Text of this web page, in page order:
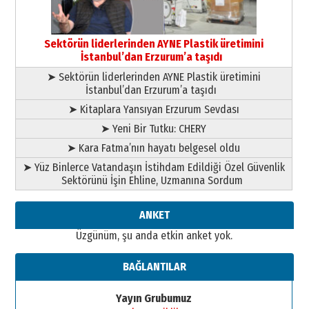
Esat BİNDESEN
Başkan Sekmen’den Erzurum’a
bir vizyon proje daha!
02 Ağustos 2026 Pazar
Sektörün liderlerinden AYNE Plastik üretimini
İstanbul’dan Erzurum’a taşıdı
➤ Sektörün liderlerinden AYNE Plastik üretimini
İstanbul’dan Erzurum’a taşıdı
➤ Kitaplara Yansıyan Erzurum Sevdası
➤ Yeni Bir Tutku: CHERY
➤ Kara Fatma’nın hayatı belgesel oldu
➤ Yüz Binlerce Vatandaşın İstihdam Edildiği Özel Güvenlik
Sektörünü İşin Ehline, Uzmanına Sordum
ANKET
Üzgünüm, şu anda etkin anket yok.
BAĞLANTILAR
Yayın Grubumuz